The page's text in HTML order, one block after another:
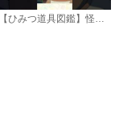
【ひみつ道具図鑑】怪談ランプ #ドラえもん #doraemon #ひみつ道具